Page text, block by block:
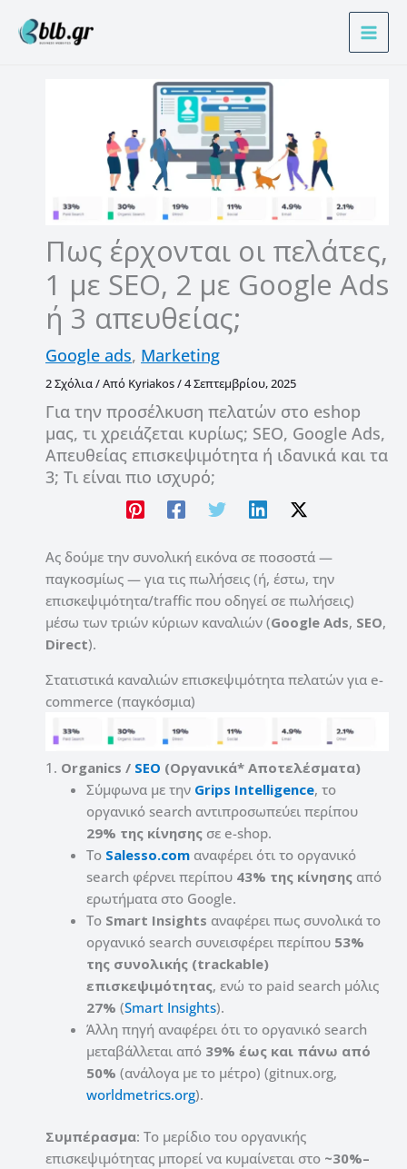
στο
Πως έρχονται οι πελάτες,
1 με SEO, 2 με Google Ads
ή 3 απευθείας;
Google ads, Marketing
2 Σχόλια/ Από Kyriakos/4 Σεπτεμβρίου, 2025
Για την προσέλκυση πελατών στο eshop
μας, τι χρειάζεται κυρίως; SEO, Google Ads,
Απευθείας επισκεψιμότητα ή ιδανικά και τα
3; Τι είναι πιο ισχυρό;
Ας δούμε την συνολική εικόνα σε ποσοστά —
παγκοσμίως — για τις πωλήσεις (ή, έστω, την
επισκεψιμότητα/traffic που οδηγεί σε πωλήσεις)
μέσω των τριών κύριων καναλιών (Google Ads, SEO,
Direct).
Στατιστικά καναλιών επισκεψιμότητα πελατών για e-
commerce (παγκόσμια)
1. Organics / SEO (Οργανικά* Αποτελέσματα)
Σύμφωνα με την Grips Intelligence, το
οργανικό search αντιπροσωπεύει περίπου
29% της κίνησης σε e-shop.
Το Salesso.com αναφέρει ότι το οργανικό
search φέρνει περίπου 43% της κίνησης από
ερωτήματα στο Google.
Το Smart Insights αναφέρει πως συνολικά το
οργανικό search συνεισφέρει περίπου 53%
της συνολικής (trackable)
επισκεψιμότητας, ενώ το paid search μόλις
27% (Smart Insights).
Άλλη πηγή αναφέρει ότι το οργανικό search
μεταβάλλεται από 39% έως και πάνω από
50% (ανάλογα με το μέτρο) (gitnux.org,
worldmetrics.org).
Συμπέρασμα: Το μερίδιο του οργανικής
επισκεψιμότητας μπορεί να κυμαίνεται στο ~30%–
ν